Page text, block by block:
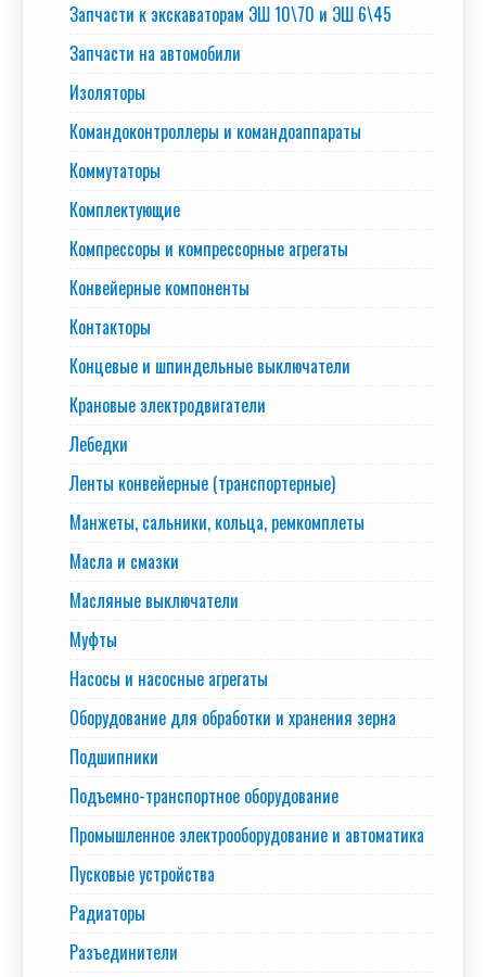
Запчасти к экскаваторам ЭШ 10\70 и ЭШ 6\45
Запчасти на автомобили
Изоляторы
Командоконтроллеры и командоаппараты
Коммутаторы
Комплектующие
Компрессоры и компрессорные агрегаты
Конвейерные компоненты
Контакторы
Концевые и шпиндельные выключатели
Крановые электродвигатели
Лебедки
Ленты конвейерные (транспортерные)
Манжеты, сальники, кольца, ремкомплеты
Масла и смазки
Масляные выключатели
Муфты
Насосы и насосные агрегаты
Оборудование для обработки и хранения зерна
Подшипники
Подъемно-транспортное оборудование
Промышленное электрооборудование и автоматика
Пусковые устройства
Радиаторы
Разъединители